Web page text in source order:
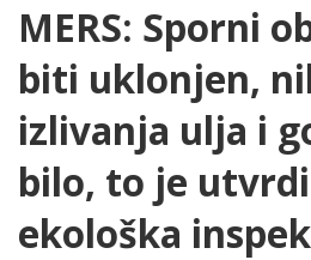
MERS: Sporni
biti uklonjen,
izlivanja ulja i
bilo, to je
ekološka